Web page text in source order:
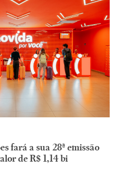
fará a sua 28ª emissão
de R$ 1,14 bi